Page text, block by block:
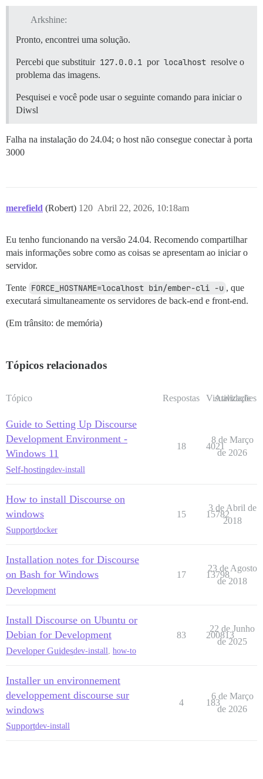
Arkshine:
Pronto, encontrei uma solução.
Percebi que substituir 127.0.0.1 por localhost resolve o
problema das imagens.
Pesquisei e você pode usar o seguinte comando para iniciar o
Diwsl
Falha na instalação do 24.04; o host não consegue conectar à porta
3000
merefield (Robert) Abril 22, 2026, 10:18am
120
Eu tenho funcionando na versão 24.04. Recomendo compartilhar
mais informações sobre como as coisas se apresentam ao iniciar o
servidor.
Tente FORCE_HOSTNAME=localhost bin/ember-cli -u , que
executará simultaneamente os servidores de back-end e front-end.
(Em trânsito: de memória)
Tópicos relacionados
Tópico Respostas Visualizações
Atividade
Guide to Setting Up Discourse
Development Environment -
Windows 11
Self-hostingdev-install
18 4021
8 de Março
de 2026
How to install Discourse on
windows
Supportdocker
15 15782
3 de Abril de
2018
Installation notes for Discourse
on Bash for Windows
Development
17 13798
23 de Agosto
de 2018
Install Discourse on Ubuntu or
Debian for Development
Developer Guidesdev-install, how-to
83 200813
22 de Junho
de 2025
Installer un environnement
developpement discourse sur
windows
Supportdev-install
4 183
6 de Março
de 2026